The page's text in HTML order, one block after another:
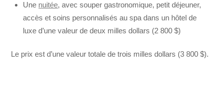
Une nuitée, avec souper gastronomique, petit déjeuner,
accès et soins personnalisés au spa dans un hôtel de
luxe d’une valeur de deux milles dollars (2 800 $)
Le prix est d’une valeur totale de trois milles dollars (3 800 $).